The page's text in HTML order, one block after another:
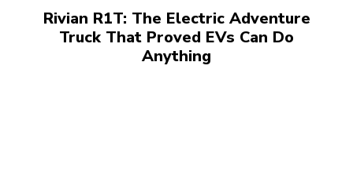
Rivian R1T: The Electric Adventure
Truck That Proved EVs Can Do
Anything